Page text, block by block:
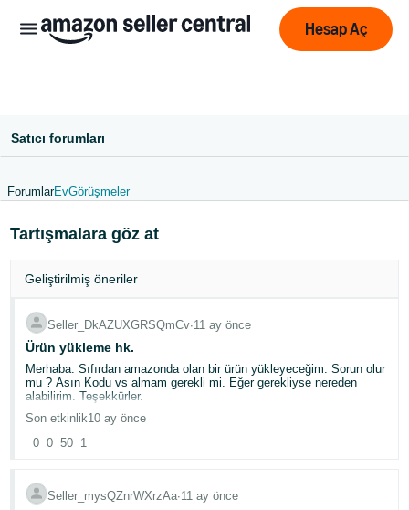
文
CN
English
- GB
Deutsch
- DE
Türk
Hesap Aç
Satıcı forumları
ForumlarEvGörüşmeler
Tartışmalara göz at
Geliştirilmiş öneriler
Seller_DkAZUXGRSQmCv∙11 ay önce
Ürün yükleme hk.
Merhaba. Sıfırdan amazonda olan bir ürün yükleyeceğim. Sorun olur
mu ? Asın Kodu vs almam gerekli mi. Eğer gerekliyse nereden
alabilirim. Teşekkürler.
Son etkinlik10 ay önce
0 0 50 1
Seller_mysQZnrWXrzAa∙11 ay önce